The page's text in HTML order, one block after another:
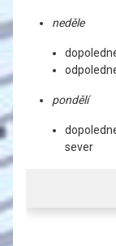
neděle
pondělí
sever